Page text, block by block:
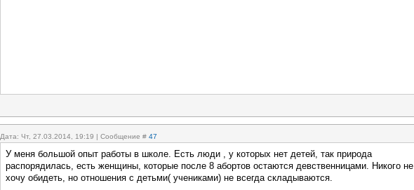
Дата: Чт, 27.03.2014, 19:19 | Сообщение # 47
У меня большой опыт работы в школе. Есть люди , у которых нет детей, так природа
распорядилась, есть женщины, которые после 8 абортов остаются девственницами. Никого не
хочу обидеть, но отношения с детьми( учениками) не всегда складываются.